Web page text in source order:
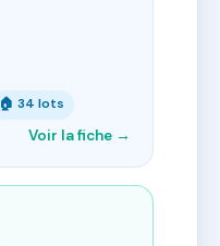
🏠 34 lots
Voir la fiche →